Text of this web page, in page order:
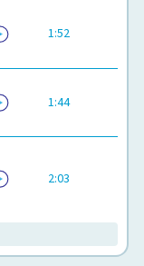
1:52
1:44
2:03